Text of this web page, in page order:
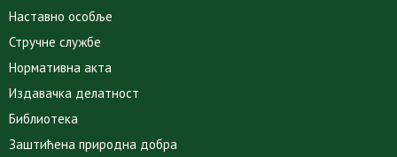
Наставно особље
Стручне службе
Нормативна акта
Издавачка делатност
Библиотека
Заштићена природна добра